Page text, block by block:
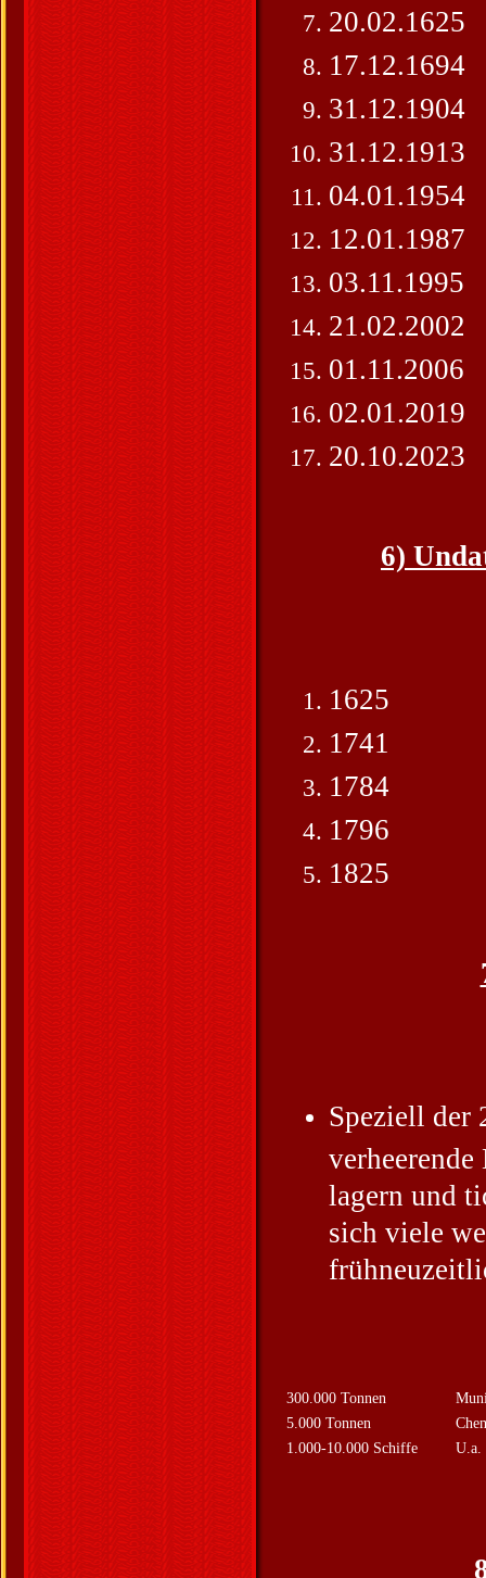
20.02.1625
17.12.1694
31.12.1904
31.12.1913
04.01.1954
12.01.1987
03.11.1995
21.02.2002
01.11.2006
02.01.2019
20.10.2023
6)
1625
1741
1784
1796
1825
Speziell der
lagern und
sich viele
300.000 Tonnen
5.000 Tonnen
1.000-10.000 Schiffe
U.a.